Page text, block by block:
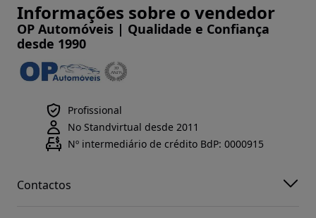
Informações sobre o vendedor
OP Automóveis | Qualidade e Confiança
desde 1990
Profissional
No Standvirtual desde 2011
Nº intermediário de crédito BdP: 0000915
Contactos